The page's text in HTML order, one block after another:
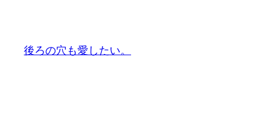
後ろの穴も愛したい。